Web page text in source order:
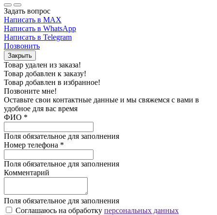
Задать вопрос
Написать в MAX
Написать в WhatsApp
Написать в Telegram
Позвонить
Закрыть
Товар удален из заказа!
Товар добавлен к заказу!
Товар добавлен в избранное!
Позвоните мне!
Оставьте свои контактные данные и мы свяжемся с вами в
удобное для вас время
ФИО *
Поля обязательное для заполнения
Номер телефона *
Поля обязательное для заполнения
Комментарий
Поля обязательное для заполнения
Соглашаюсь на обработку персональных данных